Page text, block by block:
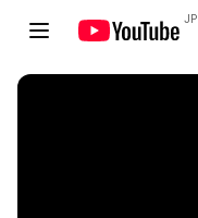
JP